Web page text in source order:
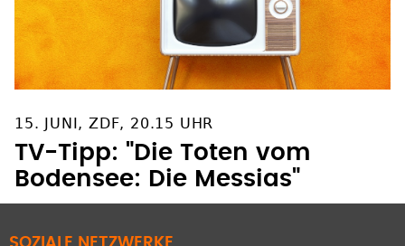
15. JUNI, ZDF, 20.15 UHR
TV-Tipp: "Die Toten vom